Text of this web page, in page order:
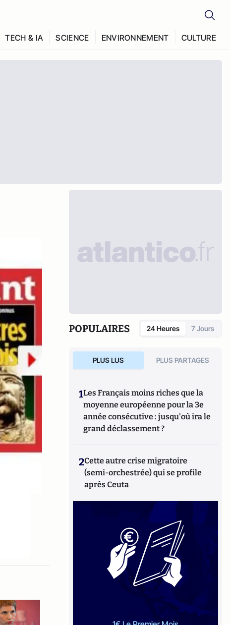
TECH & IA SCIENCE ENVIRONNEMENT CULTURE
POPULAIRES 24 Heures 7 Jours
PLUS LUS PLUS PARTAGES
1Les Français moins riches que la
moyenne européenne pour la 3e
année consécutive : jusqu'où ira le
grand déclassement ?
2Cette autre crise migratoire
(semi-orchestrée) qui se profile
après Ceuta